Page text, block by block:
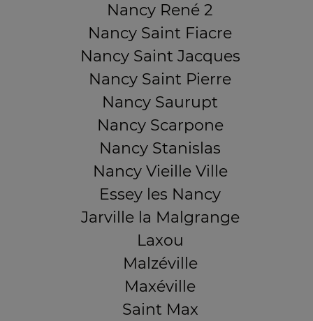
Nancy René 2
Nancy Saint Fiacre
Nancy Saint Jacques
Nancy Saint Pierre
Nancy Saurupt
Nancy Scarpone
Nancy Stanislas
Nancy Vieille Ville
Essey les Nancy
Jarville la Malgrange
Laxou
Malzéville
Maxéville
Saint Max